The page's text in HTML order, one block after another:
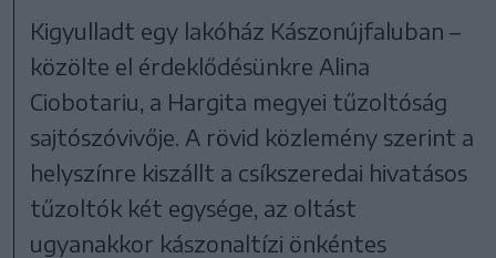
Kigyulladt egy lakóház Kászonújfaluban –
közölte el érdeklődésünkre Alina
Ciobotariu, a Hargita megyei tűzoltóság
sajtószóvivője. A rövid közlemény szerint a
helyszínre kiszállt a csíkszeredai hivatásos
tűzoltók két egysége, az oltást
ugyanakkor kászonaltízi önkéntes